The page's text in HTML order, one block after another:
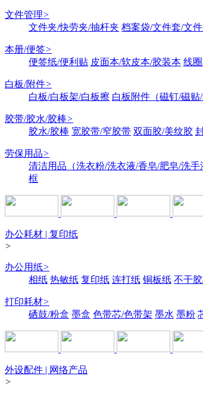
文件管理>
文件夹/快劳夹/抽杆夹 档案袋/文件套/文
本册/便签>
便签纸/便利贴 皮面本/软皮本/胶装本 线
白板/附件>
白板/白板架/白板擦 白板附件（磁钉/磁贴/
胶带/胶水/胶棒>
胶水/胶棒 宽胶带/窄胶带 双面胶/美纹胶
劳保用品>
清洁用品（洗衣粉/洗衣液/香皂/肥皂/洗手
框
办公耗材 | 复印纸
>
办公用纸>
相纸 热敏纸 复印纸 连打纸 铜板纸 不干
打印耗材>
硒鼓/粉盒 墨盒 色带芯/色带架 墨水 墨粉
外设配件 | 网络产品
>